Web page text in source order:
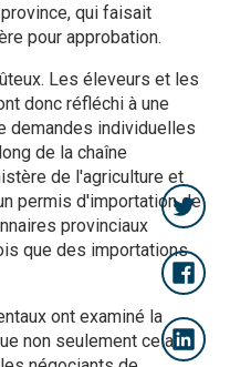
qui faisait
pour approbation.
Les éleveurs et les
donc réfléchi à une
demandes individuelles
de la chaîne
de l'agriculture et
permis d'importation de
provinciaux
que des importations
ont examiné la
non seulement cela